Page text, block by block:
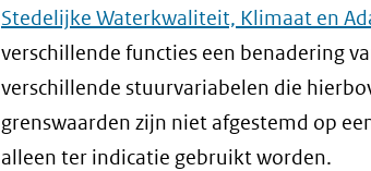
Stedelijke Waterkwaliteit, Klimaat en
verschillende functies een benadering
verschillende stuurvariabelen die
grenswaarden zijn niet afgestemd op
alleen ter indicatie gebruikt worden.